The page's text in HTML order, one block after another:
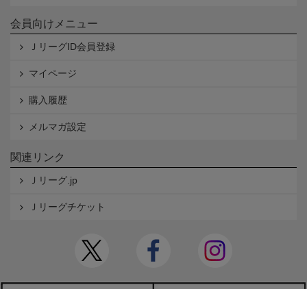
会員向けメニュー
ＪリーグID会員登録
マイページ
購入履歴
メルマガ設定
関連リンク
Ｊリーグ.jp
Ｊリーグチケット